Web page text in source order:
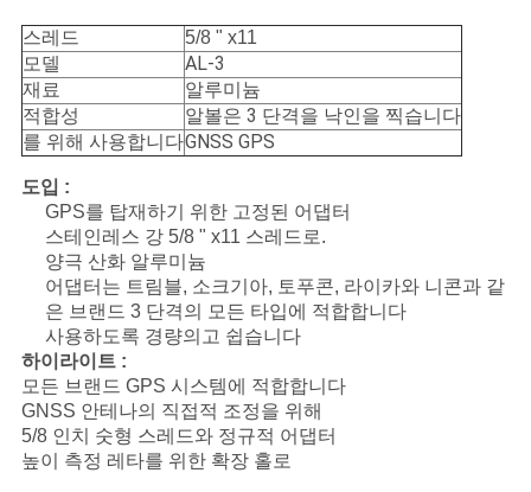
요
구
하
세
트
맵
스레드 5/8 " x11
모델
AL-3
재료
알루미늄
적합성
알볼은 3 단격을 낙인을 찍습니다
를 위해 사용합니다GNSS GPS
도입 :
GPS를 탑재하기 위한 고정된 어댑터
스테인레스 강 5/8 " x11 스레드로.
양극 산화 알루미늄
어댑터는 트림블, 소크기아, 토푸콘, 라이카와 니콘과 같
은 브랜드 3 단격의 모든 타입에 적합합니다
사용하도록 경량의고 쉽습니다
하이라이트 :
모든 브랜드 GPS 시스템에 적합합니다
GNSS 안테나의 직접적 조정을 위해
5/8 인치 숫형 스레드와 정규적 어댑터
높이 측정 레타를 위한 확장 홀로